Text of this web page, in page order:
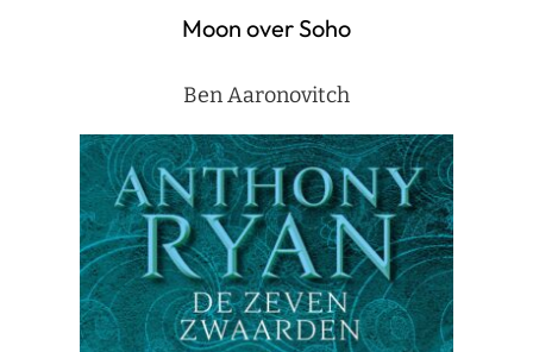
Moon over Soho
Ben Aaronovitch